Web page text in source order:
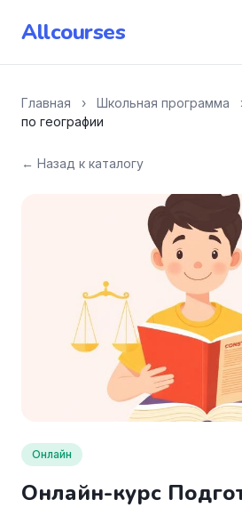
Allcourses
Главная › Школьная программа
по географии
← Назад к каталогу
Онлайн
Онлайн-курс